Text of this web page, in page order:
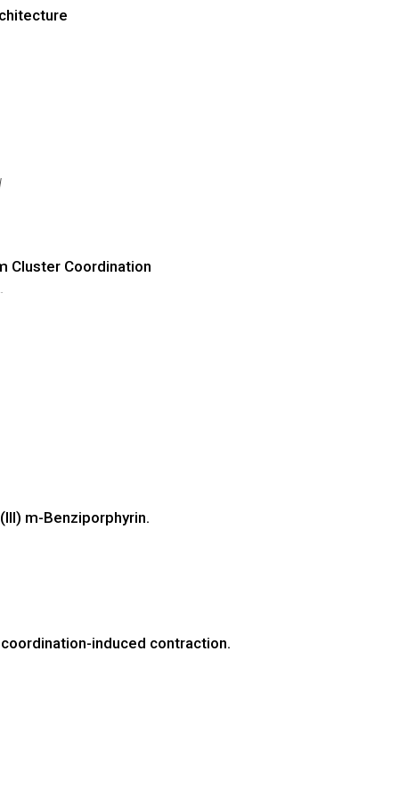
Cluster Coordination
m-Benziporphyrin.
induced contraction.